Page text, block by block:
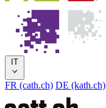
IT
FR (cath.ch) DE (kath.ch)